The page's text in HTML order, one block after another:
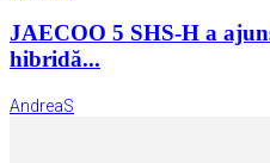
JAECOO 5 SHS-H a
hibridă...
AndreaS